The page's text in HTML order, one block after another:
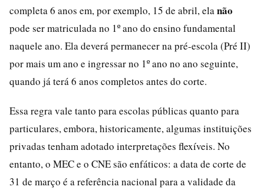
completa 6 anos em, por exemplo, 15 de abril, ela não
pode ser matriculada no 1º ano do ensino fundamental
naquele ano. Ela deverá permanecer na pré-escola (Pré II)
por mais um ano e ingressar no 1º ano no ano seguinte,
quando já terá 6 anos completos antes do corte.
Essa regra vale tanto para escolas públicas quanto para
particulares, embora, historicamente, algumas instituições
privadas tenham adotado interpretações flexíveis. No
entanto, o MEC e o CNE são enfáticos: a data de corte de
31 de março é a referência nacional para a validade da